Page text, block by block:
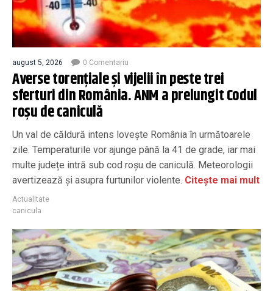
august 5, 2026 0 Comentariu
Averse torenţiale şi vijelii în peste trei
sferturi din România. ANM a prelungit Codul
roșu de caniculă
Un val de căldură intens lovește România în următoarele
zile. Temperaturile vor ajunge până la 41 de grade, iar mai
multe județe intră sub cod roșu de caniculă. Meteorologii
avertizează și asupra furtunilor violente. Citește mai mult
Actualitate
canicula